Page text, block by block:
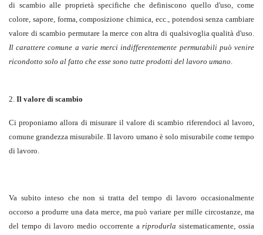
di scambio alle proprietà specifiche che definiscono quello d'uso, come
colore, sapore, forma, composizione chimica, ecc., potendosi senza cambiare
valore di scambio permutare la merce con altra di qualsivoglia qualità d'uso.
Il carattere comune a varie merci indifferentemente permutabili può venire
ricondotto solo al fatto che esse sono tutte prodotti del lavoro umano.
2. Il valore di scambio
Ci proponiamo allora di misurare il valore di scambio riferendoci al lavoro,
comune grandezza misurabile. Il lavoro umano è solo misurabile come tempo
di lavoro.
Va subito inteso che non si tratta del tempo di lavoro occasionalmente
occorso a produrre una data merce, ma può variare per mille circostanze, ma
del tempo di lavoro medio occorrente ariprodurla sistematicamente, ossia